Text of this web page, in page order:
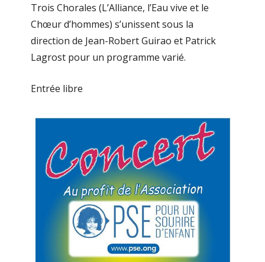
Trois Chorales (L’Alliance, l’Eau vive et le
Chœur d’hommes) s’unissent sous la
direction de Jean-Robert Guirao et Patrick
Lagrost pour un programme varié.
Entrée libre